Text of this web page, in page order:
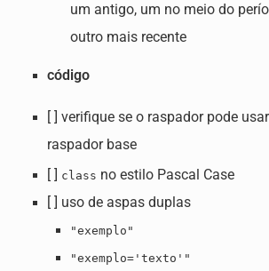
um antigo, um no meio do
outro mais recente
código
[ ] verifique se o raspador pode
raspador base
[ ] class no estilo Pascal Case
[ ] uso de aspas duplas
"exemplo"
"exemplo='texto'"